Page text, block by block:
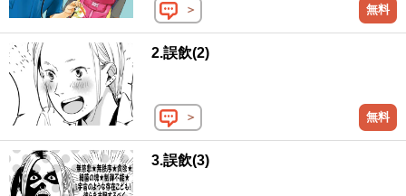
＞ 無料
2.誤飲(2)
＞ 無料
3.誤飲(3)